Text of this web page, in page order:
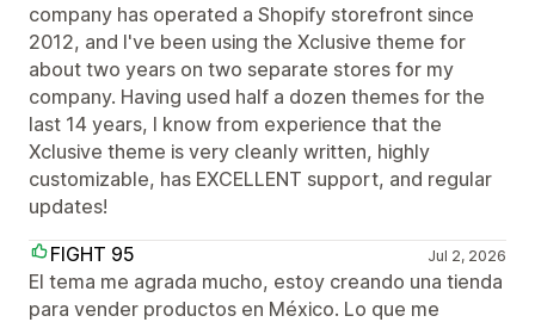
company has operated a Shopify storefront since
2012, and I've been using the Xclusive theme for
about two years on two separate stores for my
company. Having used half a dozen themes for the
last 14 years, I know from experience that the
Xclusive theme is very cleanly written, highly
customizable, has EXCELLENT support, and regular
updates!
FIGHT 95
Jul 2, 2026
El tema me agrada mucho, estoy creando una tienda
para vender productos en México. Lo que me